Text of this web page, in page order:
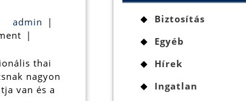
masszázs
gyógyító
hatásai
admin admin
|
|
thai
nagyon
van és a
Biztosítás
Egyéb
Hírek
Ingatlan